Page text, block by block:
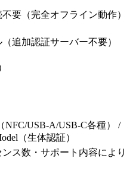
要（完全オフライン動作）
追加認証サーバー不要）
NFC/USB-A/USB-C各種） /
（生体認証）
ス数・サポート内容により